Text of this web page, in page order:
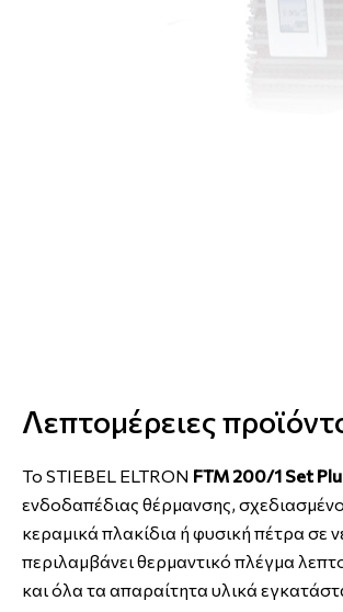
Λεπτομέρειες
Το STIEBEL ELTRON FTM 200/1 Set
ενδοδαπέδιας θέρμανσης,
κεραμικά πλακίδια ή φυσική πέτρα σε
περιλαμβάνει θερμαντικό πλέγμα
και όλα τα απαραίτητα υλικά